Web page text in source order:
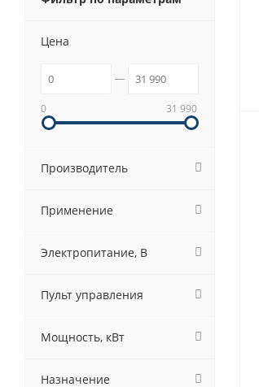
Цена
0 31 990
Производитель
Применение
Электропитание, В
Пульт управления
Мощность, кВт
Назначение